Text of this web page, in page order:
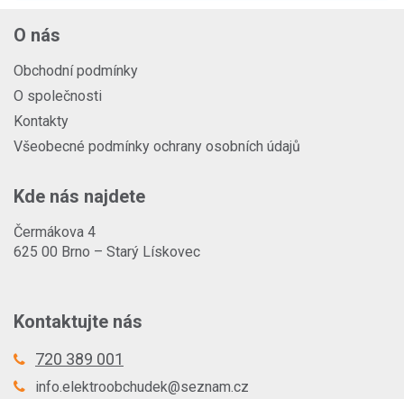
O nás
Obchodní podmínky
O společnosti
Kontakty
Všeobecné podmínky ochrany osobních údajů
Kde nás najdete
Čermákova 4
625 00 Brno – Starý Lískovec
Kontaktujte nás
720 389 001
info.elektroobchudek@seznam.cz